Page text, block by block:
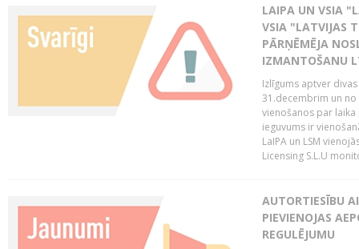
LAIPA UN VSIA
VSIA "LATVIJAS
PĀRŅĒMĒJA
IZMANTOŠANU
Izlīgums aptver
31.decembrim un no
vienošanos par
ieguvums ir
LaIPA un LSM
Licensing S.L.U
AUTORTIESĪBU
PIEVIENOJAS
REGULĒJUMU